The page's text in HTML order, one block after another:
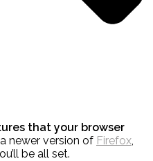
that your browser
newer version of Firefox,
be all set.